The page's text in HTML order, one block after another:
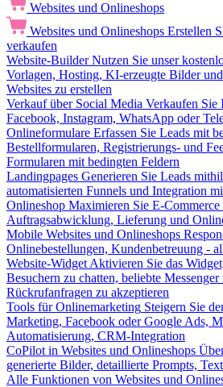
Websites und Onlineshops
Websites und Onlineshops Erstellen
verkaufen
Website-Builder Nutzen Sie unser
Vorlagen, Hosting, KI-erzeugte Bilder
Websites zu erstellen
Verkauf über Social Media Verkaufen Sie
Facebook, Instagram, WhatsApp oder
Onlineformulare Erfassen Sie Leads mit
Bestellformularen, Registrierungs- und
Formularen mit bedingten Feldern
Landingpages Generieren Sie Leads
automatisierten Funnels und Integration
Onlineshop Maximieren Sie E-
Auftragsabwicklung, Lieferung und
Mobile Websites und Onlineshops
Onlinebestellungen, Kundenbetreuung -
Website-Widget Aktivieren Sie das
Besuchern zu chatten, beliebte
Rückrufanfragen zu akzeptieren
Tools für Onlinemarketing Steigern Sie
Marketing, Facebook oder Google Ads,
Automatisierung, CRM-Integration
CoPilot in Websites und Onlineshops
generierte Bilder, detaillierte Prompts,
Alle Funktionen von Websites und